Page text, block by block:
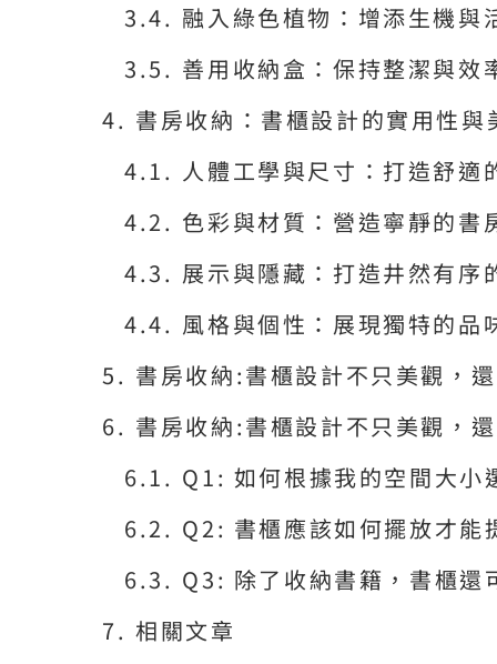
融入綠色植物：增添生機與
善用收納盒：保持整潔與效
書房收納：書櫃設計的實用性與
人體工學與尺寸：打造舒適
色彩與材質：營造寧靜的書
展示與隱藏：打造井然有序
風格與個性：展現獨特的品
書房收納:書櫃設計不只美觀，
書房收納:書櫃設計不只美觀，
Q1: 如何根據我的空間大小
Q2: 書櫃應該如何擺放才能
Q3: 除了收納書籍，書櫃還
相關文章